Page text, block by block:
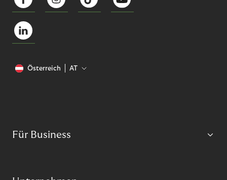
Österreich AT
Für Business